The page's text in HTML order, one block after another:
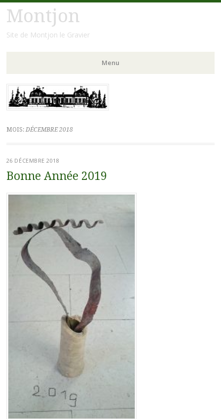
Montjon
Site de Montjon le Gravier
Menu
Aller
au
contenu
principal
MOIS: DÉCEMBRE 2018
26 DÉCEMBRE 2018
Bonne Année 2019